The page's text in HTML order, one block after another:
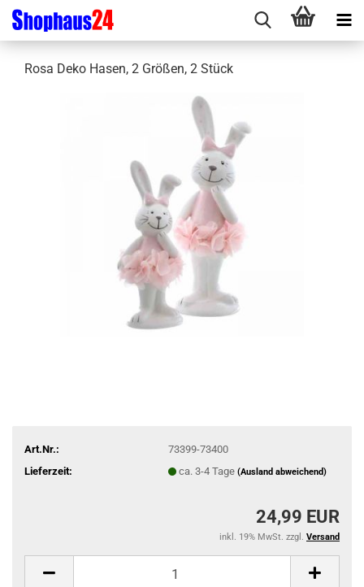
Rosa Deko Hasen, 2 Größen, 2 Stück
Art.Nr.:
73399-73400
Lieferzeit:
ca. 3-4 Tage (Ausland abweichend)
24,99 EUR
inkl. 19% MwSt. zzgl. Versand